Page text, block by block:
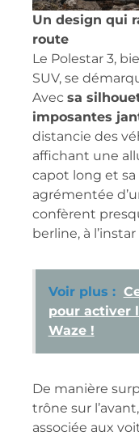
Un design qui
route
Le Polestar 3,
SUV, se
Avec sa
imposantes
distancie des
affichant une
capot long et
agrémentée
confèrent
berline, à
Voir plus :
pour activer
Waze !
De manière
trône sur
associée aux